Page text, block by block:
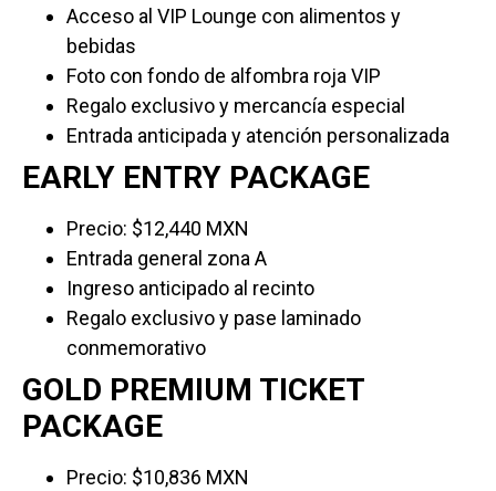
Acceso al VIP Lounge con alimentos y
bebidas
Foto con fondo de alfombra roja VIP
Regalo exclusivo y mercancía especial
Entrada anticipada y atención personalizada
EARLY ENTRY PACKAGE
Precio: $12,440 MXN
Entrada general zona A
Ingreso anticipado al recinto
Regalo exclusivo y pase laminado
conmemorativo
GOLD PREMIUM TICKET
PACKAGE
Precio: $10,836 MXN